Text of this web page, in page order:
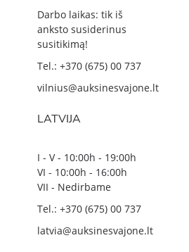
Darbo laikas: tik iš
anksto susiderinus
susitikimą!
Tel.: +370 (675) 00 737
vilnius@auksinesvajone.lt
LATVIJA
I - V - 10:00h - 19:00h
VI - 10:00h - 16:00h
VII - Nedirbame
Tel.: +370 (675) 00 737
latvia@auksinesvajone.lt